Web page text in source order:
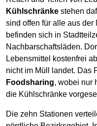
Kühlschränke stehen
sind offen für alle aus
befinden sich in
Nachbarschaftsläden.
Lebensmittel kostenfrei
nicht im Müll landet. Das
Foodsharing, wobei nur
die Kühlschränke
Die zehn Stationen